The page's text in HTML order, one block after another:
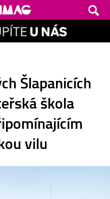
Šlapanicích
škola
vilu